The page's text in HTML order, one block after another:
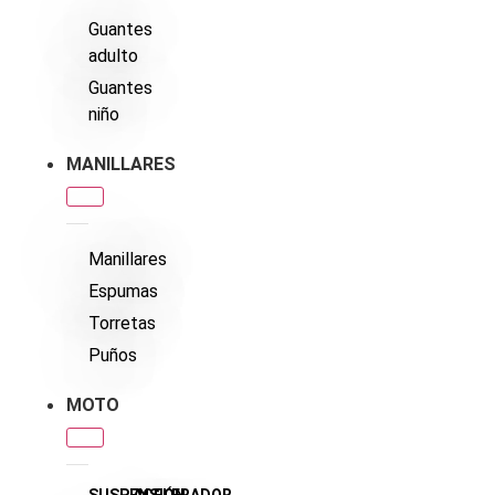
Guantes
adulto
Guantes
niño
MANILLARES
Manillares
Espumas
Torretas
Puños
MOTO